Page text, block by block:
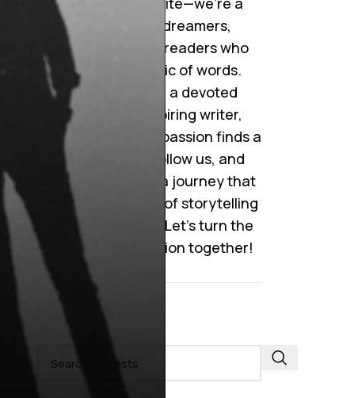
community of dreamers,
storytellers, and readers who
cherish the magic of words.
Whether you’re a devoted
reader or an aspiring writer,
here’s where your passion finds a
home. Join us, follow us, and
become a part of a journey that
celebrates the art of storytelling
like never before. Let’s turn the
pages of imagination together!
SEARCH